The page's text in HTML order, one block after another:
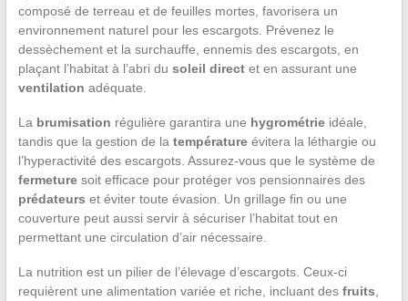
composé de terreau et de feuilles mortes, favorisera un
environnement naturel pour les escargots. Prévenez le
dessèchement et la surchauffe, ennemis des escargots, en
plaçant l’habitat à l’abri du soleil directet en assurant une
ventilation adéquate.
La brumisation régulière garantira une hygrométrieidéale,
tandis que la gestion de la températureévitera la léthargie ou
l’hyperactivité des escargots. Assurez-vous que le système de
fermeturesoit efficace pour protéger vos pensionnaires des
prédateurs et éviter toute évasion. Un grillage fin ou une
couverture peut aussi servir à sécuriser l’habitat tout en
permettant une circulation d’air nécessaire.
La nutrition est un pilier de l’élevage d’escargots. Ceux-ci
requièrent une alimentation variée et riche, incluant des fruits